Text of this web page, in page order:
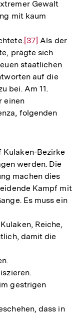
Gewalt
mit kaum
Zur
Auflösung
der
Fußnote
[37] Als der
prägte sich
staatlichen
auf die
bei. Am 11.
einen
folgenden
Bezirke
werden. Die
machen dies
Kampf mit
Es muss ein
Reiche,
damit die
gestrigen
dass in